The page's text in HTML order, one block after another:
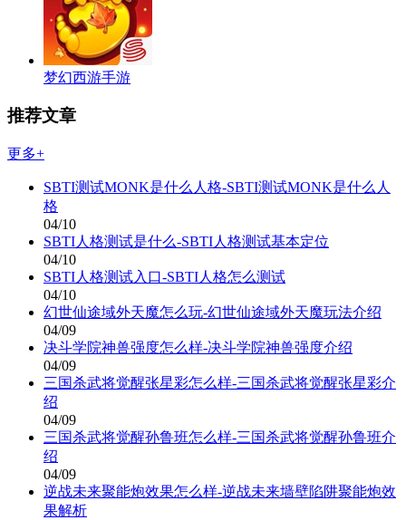
梦幻西游手游
推荐文章
更多+
SBTI测试MONK是什么人格-SBTI测试MONK是什么人
格
04/10
SBTI人格测试是什么-SBTI人格测试基本定位
04/10
SBTI人格测试入口-SBTI人格怎么测试
04/10
幻世仙途域外天魔怎么玩-幻世仙途域外天魔玩法介绍
04/09
决斗学院神兽强度怎么样-决斗学院神兽强度介绍
04/09
三国杀武将觉醒张星彩怎么样-三国杀武将觉醒张星彩介
绍
04/09
三国杀武将觉醒孙鲁班怎么样-三国杀武将觉醒孙鲁班介
绍
04/09
逆战未来聚能炮效果怎么样-逆战未来墙壁陷阱聚能炮效
果解析